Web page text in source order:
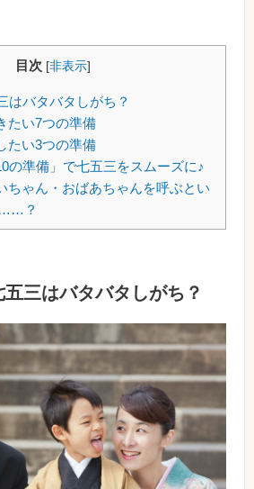
目次 [非表示]
はバタバタしがち？
たい7つの準備
たい3つの準備
の準備」で七五三をスムーズに♪
ちゃん・おばあちゃんを呼ぶとい
……？
三はバタバタしがち？